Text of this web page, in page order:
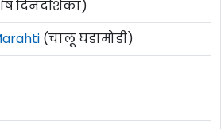
दिनदर्शिका)
(चालू घडामोडी)